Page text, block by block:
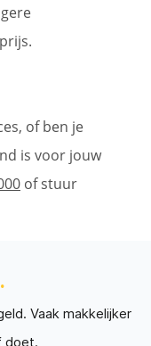
of ben je
is voor jouw
of stuur
.
Vaak makkelijker
doet.